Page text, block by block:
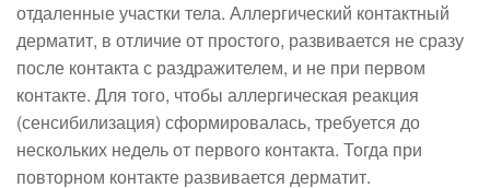
отдаленные участки тела. Аллергический контактный
дерматит, в отличие от простого, развивается не сразу
после контакта с раздражителем, и не при первом
контакте. Для того, чтобы аллергическая реакция
(сенсибилизация) сформировалась, требуется до
нескольких недель от первого контакта. Тогда при
повторном контакте развивается дерматит.